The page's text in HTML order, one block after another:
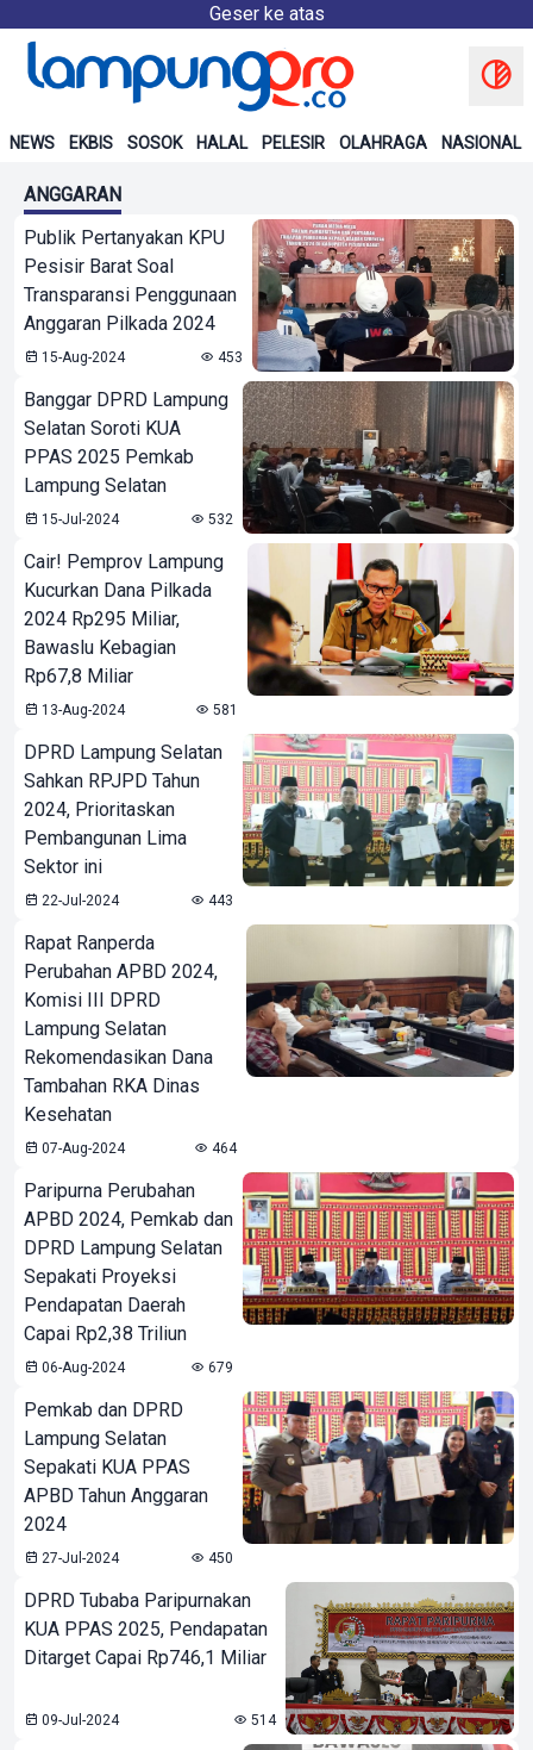
Geser ke atas
NEWS EKBIS SOSOK HALAL PELESIR OLAHRAGA NASIONAL
ANGGARAN
Publik Pertanyakan KPU
Pesisir Barat Soal
Transparansi Penggunaan
Anggaran Pilkada 2024
15-Aug-2024 453
Banggar DPRD Lampung
Selatan Soroti KUA
PPAS 2025 Pemkab
Lampung Selatan
15-Jul-2024 532
Cair! Pemprov Lampung
Kucurkan Dana Pilkada
2024 Rp295 Miliar,
Bawaslu Kebagian
Rp67,8 Miliar
13-Aug-2024 581
DPRD Lampung Selatan
Sahkan RPJPD Tahun
2024, Prioritaskan
Pembangunan Lima
Sektor ini
22-Jul-2024 443
Rapat Ranperda
Perubahan APBD 2024,
Komisi III DPRD
Lampung Selatan
Rekomendasikan Dana
Tambahan RKA Dinas
Kesehatan
07-Aug-2024 464
Paripurna Perubahan
APBD 2024, Pemkab dan
DPRD Lampung Selatan
Sepakati Proyeksi
Pendapatan Daerah
Capai Rp2,38 Triliun
06-Aug-2024 679
Pemkab dan DPRD
Lampung Selatan
Sepakati KUA PPAS
APBD Tahun Anggaran
2024
27-Jul-2024 450
DPRD Tubaba Paripurnakan
KUA PPAS 2025, Pendapatan
Ditarget Capai Rp746,1 Miliar
09-Jul-2024 514